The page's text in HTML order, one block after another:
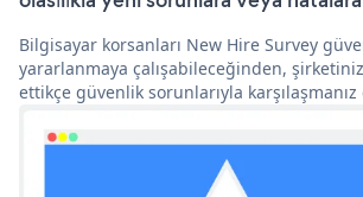
Bilgisayar korsanları New Hire Survey
yararlanmaya çalışabileceğinden,
ettikçe güvenlik sorunlarıyla karşılaşmanız